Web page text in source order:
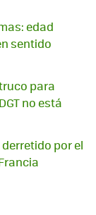
edad
sentido
para
no está
por el